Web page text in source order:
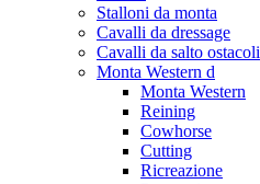
Stalloni da monta
Cavalli da dressage
Cavalli da salto ostacoli
Monta Western d
Monta Western
Reining
Cowhorse
Cutting
Ricreazione